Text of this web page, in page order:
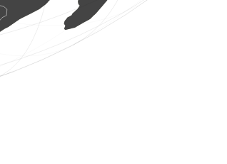
(6 sie 2026 7:38:06)
www.ornitho.de
7 os. ptaków (6 sie 2026 7:38:03)
(6 sie 2026 7:37:57)
www.ornitho.it